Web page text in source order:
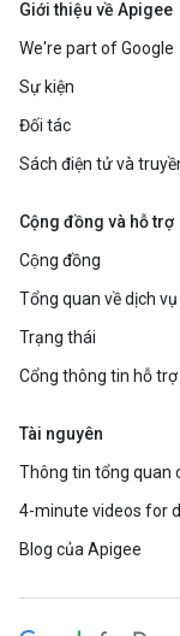
Giới thiệu về Apigee
We're part of Google
Sự kiện
Đối tác
Sách điện tử và
Cộng đồng và hỗ trợ
Cộng đồng
Tổng quan về dịch
Trạng thái
Cổng thông tin hỗ trợ
Tài nguyên
Thông tin tổng quan
4-minute videos for
Blog của Apigee